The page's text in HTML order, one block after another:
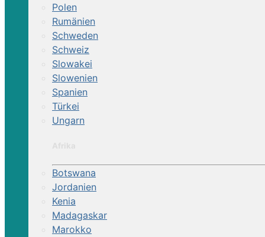
Polen
Rumänien
Schweden
Schweiz
Slowakei
Slowenien
Spanien
Türkei
Ungarn
Botswana
Jordanien
Kenia
Madagaskar
Marokko